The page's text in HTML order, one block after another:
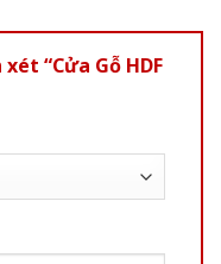
“Cửa Gỗ HDF